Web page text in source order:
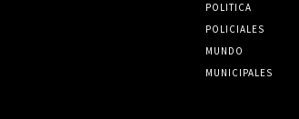
POLITICA
POLICIALES
MUNDO
MUNICIPALES